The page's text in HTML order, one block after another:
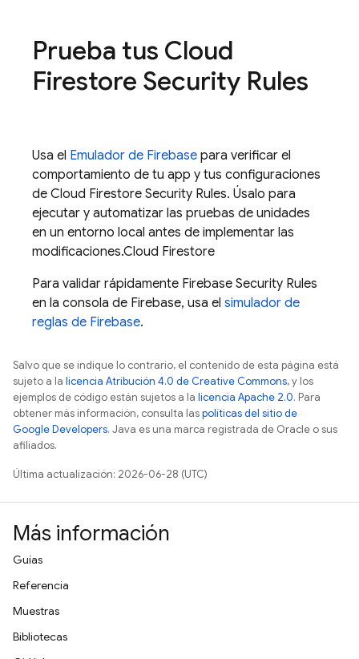
Prueba tus Cloud
Firestore Security Rules
Usa el Emulador de Firebase para verificar el
comportamiento de tu app y tus configuraciones
de Cloud Firestore Security Rules. Úsalo para
ejecutar y automatizar las pruebas de unidades
en un entorno local antes de implementar las
modificaciones.Cloud Firestore
Para validar rápidamente Firebase Security Rules
en la consola de Firebase, usa el simulador de
reglas de Firebase.
Salvo que se indique lo contrario, el contenido de esta página está
sujeto a la licencia Atribución 4.0 de Creative Commons, y los
ejemplos de código están sujetos a la licencia Apache 2.0. Para
obtener más información, consulta laspolíticas del sitio de
Google Developers. Java es una marca registrada de Oracle o sus
afiliados.
Última actualización: 2026-06-28 (UTC)
Más información
Guías
Referencia
Muestras
Bibliotecas